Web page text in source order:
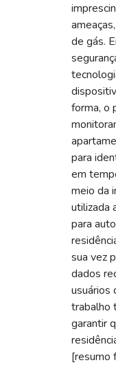
de gás.
forma, o
para
em
meio da
utilizada
para
sua vez
dados
usuários
trabalho
garantir
[resumo